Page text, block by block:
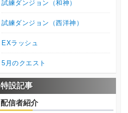
試練ダンジョン（和神）
試練ダンジョン（西洋神）
EXラッシュ
5月のクエスト
特設記事
配信者紹介